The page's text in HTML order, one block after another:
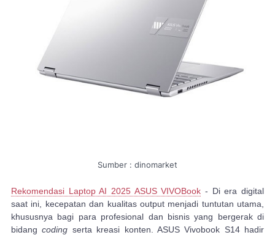
Sumber : dinomarket
Rekomendasi Laptop AI 2025 ASUS VIVOBook - Di era digital
saat ini, kecepatan dan kualitas output menjadi tuntutan utama,
khususnya bagi para profesional dan bisnis yang bergerak di
bidangcoding serta kreasi konten. ASUS Vivobook S14 hadir